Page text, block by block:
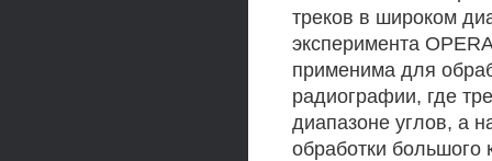
треков в широком
эксперимента
применима для
радиографии, где
диапазоне углов, а
обработки